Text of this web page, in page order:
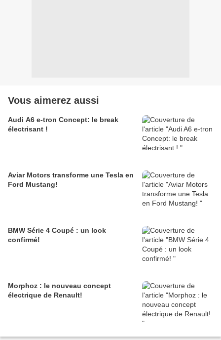
Vous aimerez aussi
Audi A6 e-tron Concept: le break
électrisant !
Aviar Motors transforme une Tesla en
Ford Mustang!
BMW Série 4 Coupé : un look
confirmé!
Morphoz : le nouveau concept
électrique de Renault!